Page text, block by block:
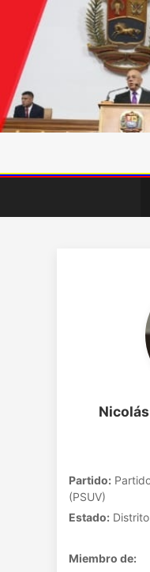
Partido:
(PSUV)
Estado:
Miembro de: